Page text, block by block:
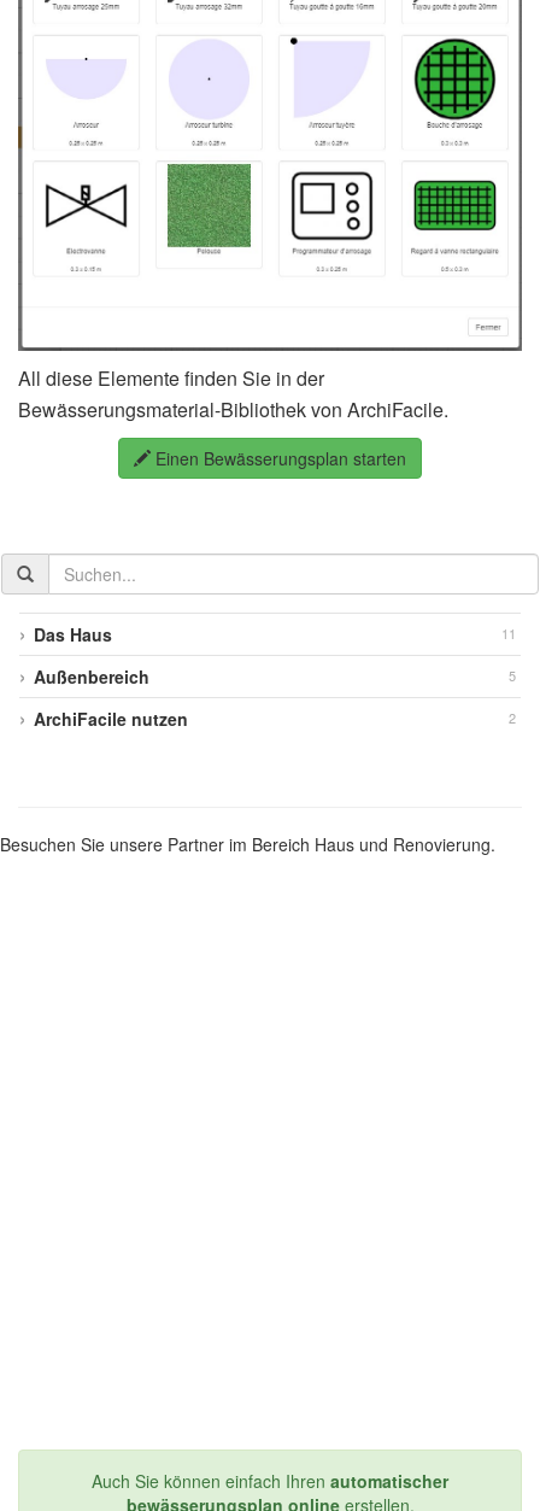
All diese Elemente finden Sie in der
Bewässerungsmaterial-Bibliothek von ArchiFacile.
Einen Bewässerungsplan starten
der
Dokumentation
suchenDas Haus 11
Außenbereich 5
ArchiFacile nutzen 2
Besuchen Sie unsere Partner im Bereich Haus und Renovierung.
Auch Sie können einfach Ihren automatischer
bewässerungsplan onlineerstellen.